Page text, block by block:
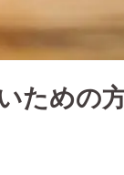
ための